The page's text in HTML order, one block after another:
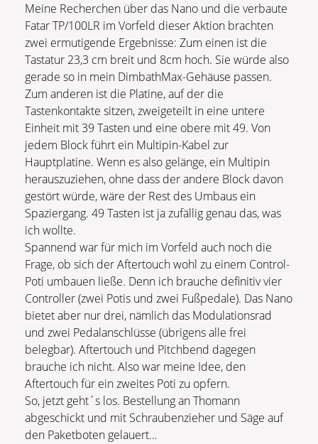
Meine Recherchen über das Nano und die verbaute
Fatar TP/100LR im Vorfeld dieser Aktion brachten
zwei ermutigende Ergebnisse: Zum einen ist die
Tastatur 23,3 cm breit und 8cm hoch. Sie würde also
gerade so in mein DimbathMax-Gehäuse passen.
Zum anderen ist die Platine, auf der die
Tastenkontakte sitzen, zweigeteilt in eine untere
Einheit mit 39 Tasten und eine obere mit 49. Von
jedem Block führt ein Multipin-Kabel zur
Hauptplatine. Wenn es also gelänge, ein Multipin
herauszuziehen, ohne dass der andere Block davon
gestört würde, wäre der Rest des Umbaus ein
Spaziergang. 49 Tasten ist ja zufällig genau das, was
ich wollte.
Spannend war für mich im Vorfeld auch noch die
Frage, ob sich der Aftertouch wohl zu einem Control-
Poti umbauen ließe. Denn ich brauche definitiv vier
Controller (zwei Potis und zwei Fußpedale). Das Nano
bietet aber nur drei, nämlich das Modulationsrad
und zwei Pedalanschlüsse (übrigens alle frei
belegbar). Aftertouch und Pitchbend dagegen
brauche ich nicht. Also war meine Idee, den
Aftertouch für ein zweites Poti zu opfern.
So, jetzt geht´s los. Bestellung an Thomann
abgeschickt und mit Schraubenzieher und Säge auf
den Paketboten gelauert…